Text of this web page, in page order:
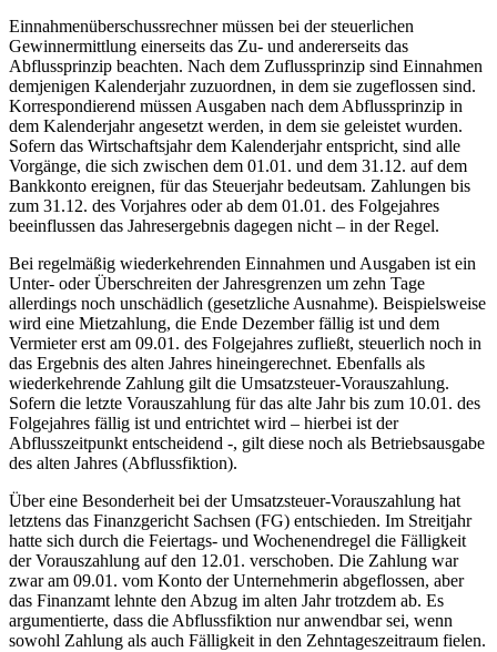
Einnahmenüberschussrechner müssen bei der steuerlichen
Gewinnermittlung einerseits das Zu- und andererseits das
Abflussprinzip beachten. Nach dem Zuflussprinzip sind Einnahmen
demjenigen Kalenderjahr zuzuordnen, in dem sie zugeflossen sind.
Korrespondierend müssen Ausgaben nach dem Abflussprinzip in
dem Kalenderjahr angesetzt werden, in dem sie geleistet wurden.
Sofern das Wirtschaftsjahr dem Kalenderjahr entspricht, sind alle
Vorgänge, die sich zwischen dem 01.01. und dem 31.12. auf dem
Bankkonto ereignen, für das Steuerjahr bedeutsam. Zahlungen bis
zum 31.12. des Vorjahres oder ab dem 01.01. des Folgejahres
beeinflussen das Jahresergebnis dagegen nicht – in der Regel.
Bei regelmäßig wiederkehrenden Einnahmen und Ausgaben ist ein
Unter- oder Überschreiten der Jahresgrenzen um zehn Tage
allerdings noch unschädlich (gesetzliche Ausnahme). Beispielsweise
wird eine Mietzahlung, die Ende Dezember fällig ist und dem
Vermieter erst am 09.01. des Folgejahres zufließt, steuerlich noch in
das Ergebnis des alten Jahres hineingerechnet. Ebenfalls als
wiederkehrende Zahlung gilt die Umsatzsteuer-Vorauszahlung.
Sofern die letzte Vorauszahlung für das alte Jahr bis zum 10.01. des
Folgejahres fällig ist und entrichtet wird – hierbei ist der
Abflusszeitpunkt entscheidend -, gilt diese noch als Betriebsausgabe
des alten Jahres (Abflussfiktion).
Über eine Besonderheit bei der Umsatzsteuer-Vorauszahlung hat
letztens das Finanzgericht Sachsen (FG) entschieden. Im Streitjahr
hatte sich durch die Feiertags- und Wochenendregel die Fälligkeit
der Vorauszahlung auf den 12.01. verschoben. Die Zahlung war
zwar am 09.01. vom Konto der Unternehmerin abgeflossen, aber
das Finanzamt lehnte den Abzug im alten Jahr trotzdem ab. Es
argumentierte, dass die Abflussfiktion nur anwendbar sei, wenn
sowohl Zahlung als auch Fälligkeit in den Zehntageszeitraum fielen.